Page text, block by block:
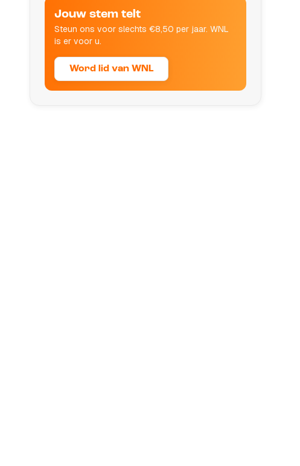
Jouw stem telt
Steun ons voor slechts €8,50 per jaar. WNL
is er voor u.
Word lid van WNL